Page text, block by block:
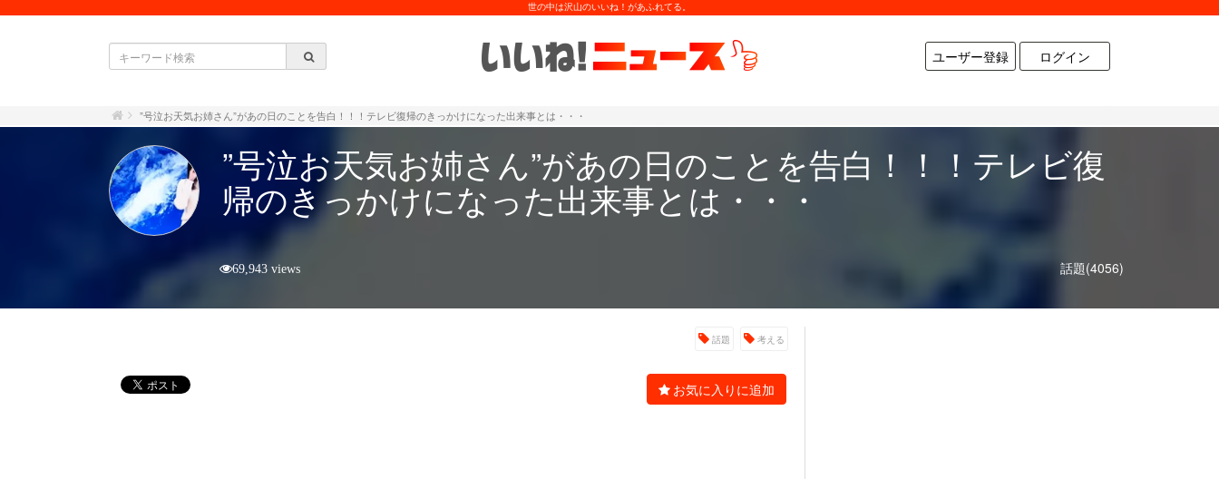
世の中は沢山のいいね！があふれてる。
ユーザー登録 ログイン
”号泣お天気お姉さん”があの日のことを告白！！！テレビ復帰のきっかけになった出来事とは・・・
”号泣お天気お姉さん”があの日のことを告白！！！テレビ復
帰のきっかけになった出来事とは・・・
話題(4056)
69,943 views
話題 考える
お気に入りに追加